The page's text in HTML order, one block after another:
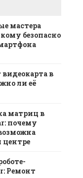
мастера
безопасно
видеокарта в
ли её
матриц в
почему
центре
Ремонт